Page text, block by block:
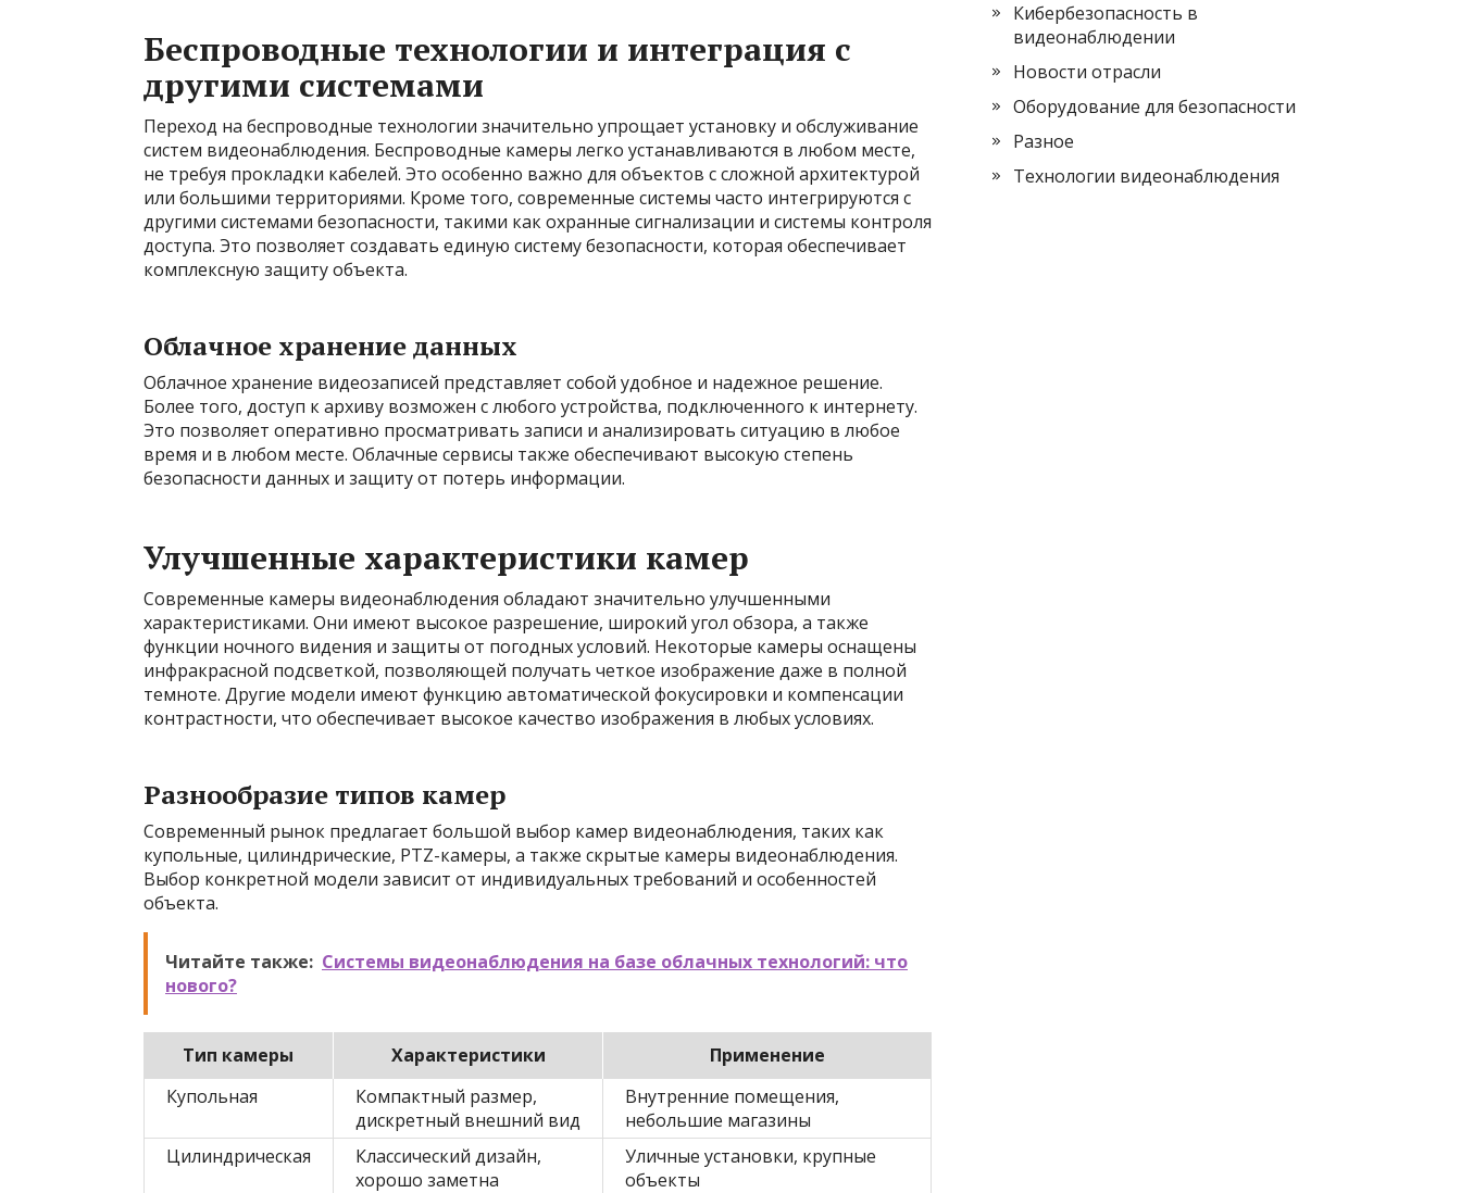
Беспроводные технологии и интеграция с
другими системами
Переход на беспроводные технологии значительно упрощает установку и обслуживание
систем видеонаблюдения. Беспроводные камеры легко устанавливаются в любом месте,
не требуя прокладки кабелей. Это особенно важно для объектов с сложной архитектурой
или большими территориями. Кроме того, современные системы часто интегрируются с
другими системами безопасности, такими как охранные сигнализации и системы контроля
доступа. Это позволяет создавать единую систему безопасности, которая обеспечивает
комплексную защиту объекта.
Облачное хранение данных
Облачное хранение видеозаписей представляет собой удобное и надежное решение.
Более того, доступ к архиву возможен с любого устройства, подключенного к интернету.
Это позволяет оперативно просматривать записи и анализировать ситуацию в любое
время и в любом месте. Облачные сервисы также обеспечивают высокую степень
безопасности данных и защиту от потерь информации.
Улучшенные характеристики камер
Современные камеры видеонаблюдения обладают значительно улучшенными
характеристиками. Они имеют высокое разрешение, широкий угол обзора, а также
функции ночного видения и защиты от погодных условий. Некоторые камеры оснащены
инфракрасной подсветкой, позволяющей получать четкое изображение даже в полной
темноте. Другие модели имеют функцию автоматической фокусировки и компенсации
контрастности, что обеспечивает высокое качество изображения в любых условиях.
Разнообразие типов камер
Современный рынок предлагает большой выбор камер видеонаблюдения, таких как
купольные, цилиндрические, PTZ-камеры, а также скрытые камеры видеонаблюдения.
Выбор конкретной модели зависит от индивидуальных требований и особенностей
объекта.
Читайте также: Системы видеонаблюдения на базе облачных технологий: что
нового?
Тип камеры Характеристики
Применение
Купольная
Компактный размер,
дискретный внешний вид
Внутренние помещения,
небольшие магазины
Цилиндрическая
Классический дизайн,
хорошо заметна
Уличные установки, крупные
объекты
Кибербезопасность в
видеонаблюдении
Новости отрасли
Оборудование для безопасности
Разное
Технологии видеонаблюдения